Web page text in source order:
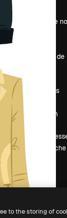
À propos de
Tendances de
Blog
Événements
Slidesgo
Vendre mon
contenu
Salle de
À la
magnific.ai
to the storing of